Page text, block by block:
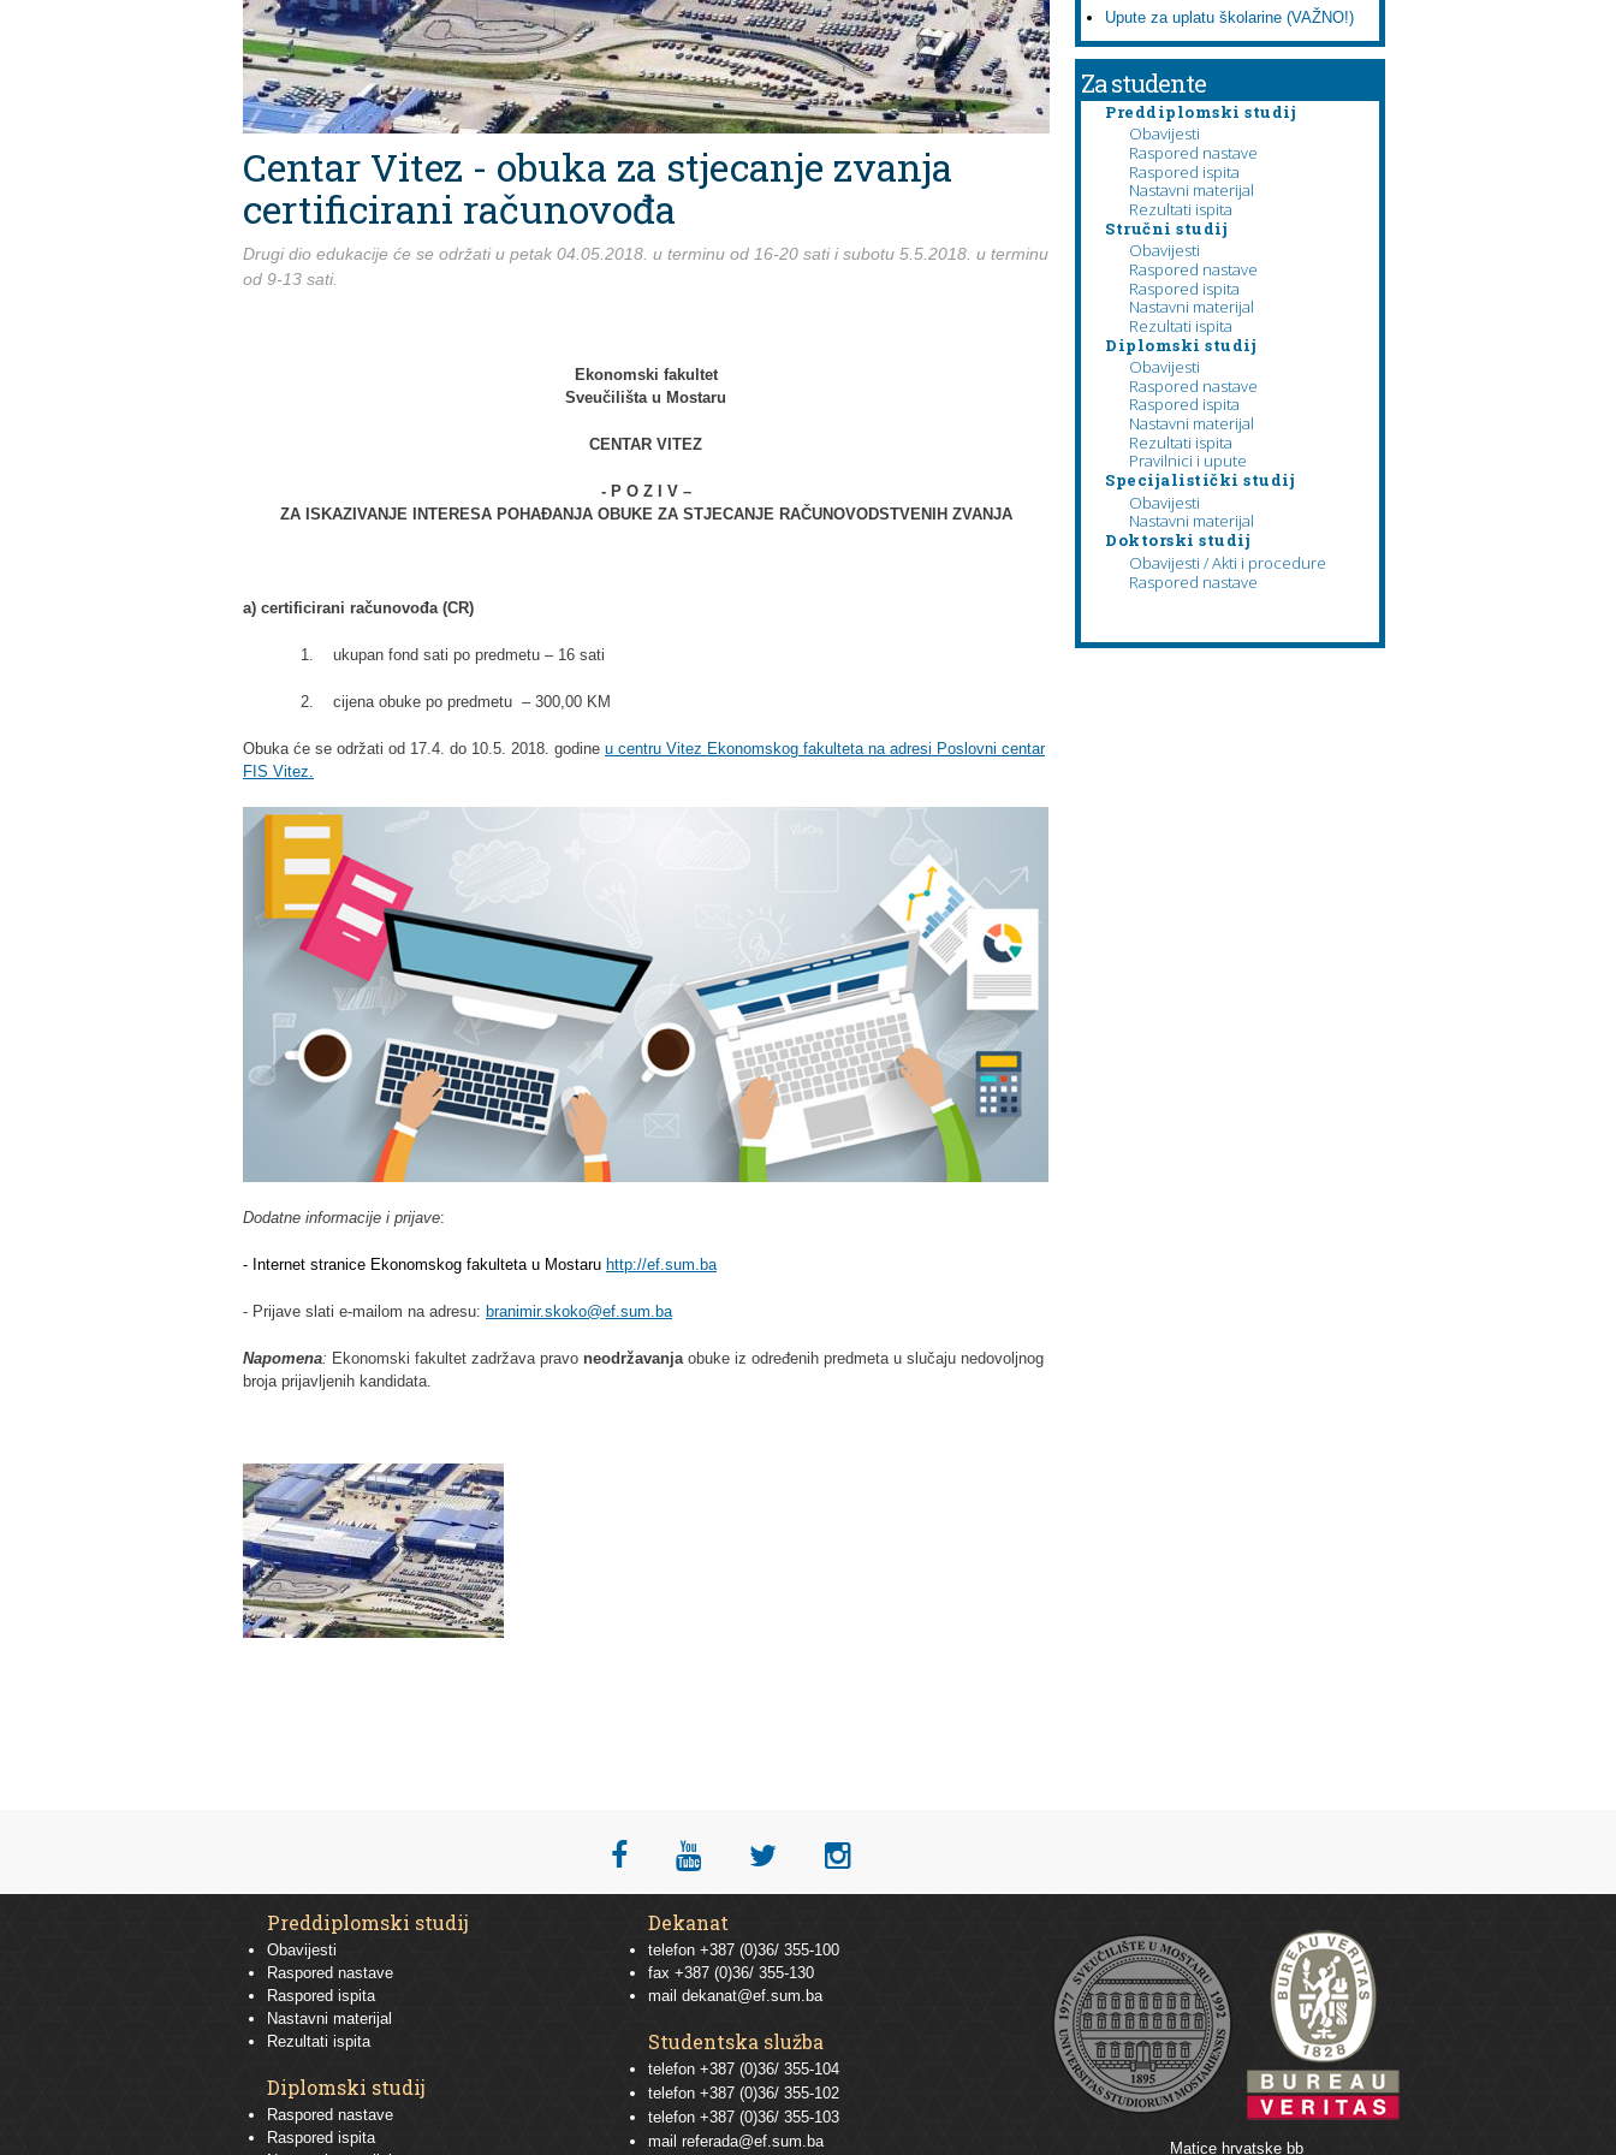
Centar Vitez - obuka za stjecanje zvanja
certificirani računovođa
Drugi dio edukacije će se održati u petak 04.05.2018. u terminu od 16-20 sati i subotu 5.5.2018. u terminu
od 9-13 sati.
Ekonomski fakultet
Sveučilišta u Mostaru
CENTAR VITEZ
- P O Z I V –
ZA ISKAZIVANJE INTERESA POHAĐANJA OBUKE ZA STJECANJE RAČUNOVODSTVENIH ZVANJA
a) certificirani računovođa (CR)
1. ukupan fond sati po predmetu – 16 sati
2. cijena obuke po predmetu – 300,00 KM
Obuka će se održati od 17.4. do 10.5. 2018. godine u centru Vitez Ekonomskog fakulteta na adresi Poslovni centar
FIS Vitez.
Dodatne informacije i prijave:
- Internet stranice Ekonomskog fakulteta u Mostaru http://ef.sum.ba
- Prijave slati e-mailom na adresu: branimir.skoko@ef.sum.ba
Napomena: Ekonomski fakultet zadržava pravo neodržavanja obuke iz određenih predmeta u slučaju nedovoljnog
broja prijavljenih kandidata.
Upute za uplatu školarine (VAŽNO!)
Za studente
Preddiplomski studij
Obavijesti
Raspored nastave
Raspored ispita
Nastavni materijal
Rezultati ispita
Stručni studij
Obavijesti
Raspored nastave
Raspored ispita
Nastavni materijal
Rezultati ispita
Diplomski studij
Obavijesti
Raspored nastave
Raspored ispita
Nastavni materijal
Rezultati ispita
Pravilnici i upute
Specijalistički studij
Obavijesti
Nastavni materijal
Doktorski studij
Obavijesti / Akti i procedure
Raspored nastave
Preddiplomski studij
Obavijesti
Raspored nastave
Raspored ispita
Nastavni materijal
Rezultati ispita
Diplomski studij
Raspored nastave
Raspored ispita
Dekanat
telefon +387 (0)36/ 355-100
fax +387 (0)36/ 355-130
mail dekanat@ef.sum.ba
Studentska služba
telefon +387 (0)36/ 355-104
telefon +387 (0)36/ 355-102
telefon +387 (0)36/ 355-103
mail referada@ef.sum.ba Matice hrvatske bb